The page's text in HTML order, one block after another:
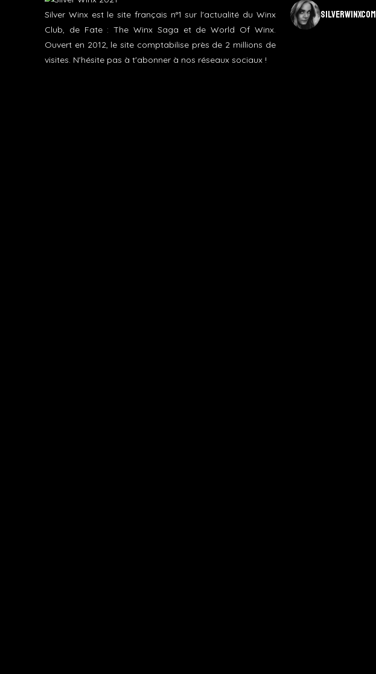
Silver Winx est le site français n°1 sur l'actualité du Winx
Club, de Fate : The Winx Saga et de World Of Winx.
Ouvert en 2012, le site comptabilise près de 2 millions de
visites. N'hésite pas à t'abonner à nos réseaux sociaux !
silverwinxcom